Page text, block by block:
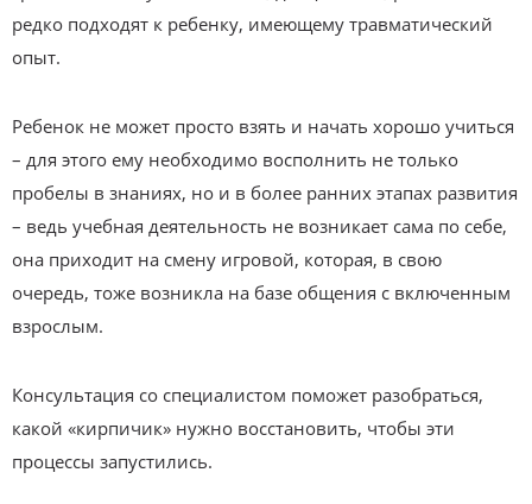
редко подходят к ребенку, имеющему травматический
опыт.
Ребенок не может просто взять и начать хорошо учиться
– для этого ему необходимо восполнить не только
пробелы в знаниях, но и в более ранних этапах развития
– ведь учебная деятельность не возникает сама по себе,
она приходит на смену игровой, которая, в свою
очередь, тоже возникла на базе общения с включенным
взрослым.
Консультация со специалистом поможет разобраться,
какой «кирпичик» нужно восстановить, чтобы эти
процессы запустились.